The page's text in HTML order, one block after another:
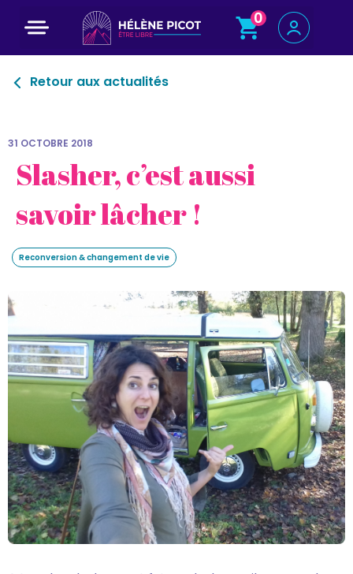
0
Retour aux actualités
31 OCTOBRE 2018
Slasher, c’est aussi
savoir lâcher !
Reconversion & changement de vie